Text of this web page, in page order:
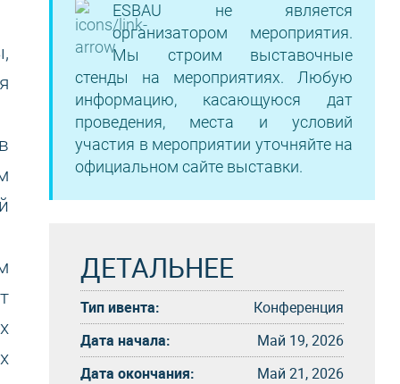
ESBAU не является
организатором мероприятия.
Мы строим выставочные
стенды на мероприятиях. Любую
информацию, касающуюся дат
проведения, места и условий
участия в мероприятии уточняйте на
официальном сайте выставки.
ДЕТАЛЬНЕЕ
Тип ивента:
Конференция
Дата начала:
Май 19, 2026
Дата окончания:
Май 21, 2026